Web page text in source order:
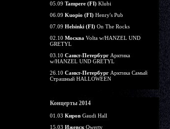
05.09 Tampere (FI) Klubi
06.09 Kuopio (FI) Henry's Pub
07.09 Helsinki (FI) On The Rocks
02.10 Москва Volta w/HANZEL UND
GRETYL
03.10 Санкт-Петербург Арктика
w/HANZEL UND GRETYL
26.10 Санкт-Петербург Арктика Самый
Страшный HALLOWEEN
Концерты 2014
01.03 Киров Gaudi Hall
15.03 Ижевск Qwerty